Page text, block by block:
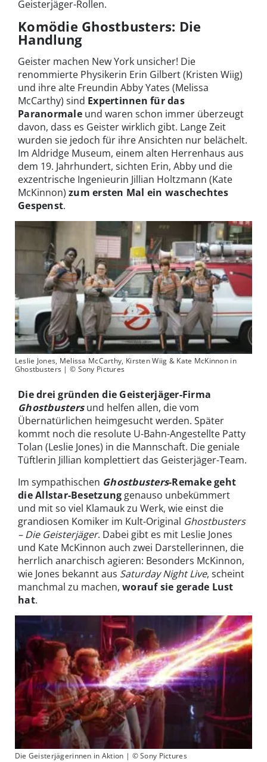
Geisterjäger-Rollen.
Komödie Ghostbusters: Die
Handlung
Geister machen New York unsicher! Die
renommierte Physikerin Erin Gilbert (Kristen Wiig)
und ihre alte Freundin Abby Yates (Melissa
McCarthy) sind Expertinnen für das
Paranormaleund waren schon immer überzeugt
davon, dass es Geister wirklich gibt. Lange Zeit
wurden sie jedoch für ihre Ansichten nur belächelt.
Im Aldridge Museum, einem alten Herrenhaus aus
dem 19. Jahrhundert, sichten Erin, Abby und die
exzentrische Ingenieurin Jillian Holtzmann (Kate
McKinnon) zum ersten Mal ein waschechtes
Gespenst.
Leslie Jones, Melissa McCarthy, Kirsten Wiig & Kate McKinnon in
Ghostbusters | © Sony Pictures
Die drei gründen die Geisterjäger-Firma
Ghostbustersund helfen allen, die vom
Übernatürlichen heimgesucht werden. Später
kommt noch die resolute U-Bahn-Angestellte Patty
Tolan (Leslie Jones) in die Mannschaft. Die geniale
Tüftlerin Jillian komplettiert das Geisterjäger-Team.
Im sympathischen Ghostbusters-Remake geht
die Allstar-Besetzung genauso unbekümmert
und mit so viel Klamauk zu Werk, wie einst die
grandiosen Komiker im Kult-Original Ghostbusters
– Die Geisterjäger. Dabei gibt es mit Leslie Jones
und Kate McKinnon auch zwei Darstellerinnen, die
herrlich anarchisch agieren: Besonders McKinnon,
wie Jones bekannt aus Saturday Night Live, scheint
manchmal zu machen, worauf sie gerade Lust
hat.
Die Geisterjägerinnen in Aktion | © Sony Pictures